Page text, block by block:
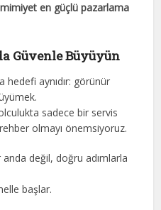
en güçlü pazarlama
Güvenle Büyüyün
hedefi aynıdır: görünür
sadece bir servis
olmayı önemsiyoruz.
değil, doğru adımlarla
başlar.